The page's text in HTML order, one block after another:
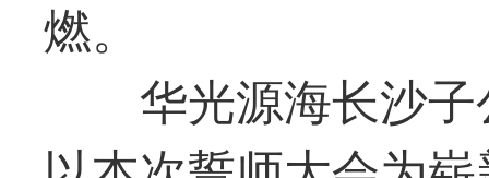
燃。
华光源海长沙